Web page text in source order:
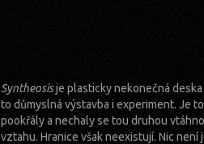
Syntheosisje plasticky nekonečná
to důmyslná výstavba i experiment. Je
pookřály a nechaly se tou druhou
vztahu. Hranice však neexistují. Nic